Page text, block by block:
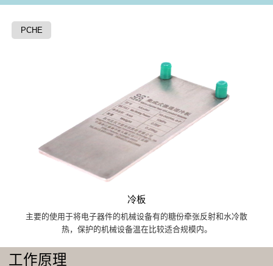
PCHE
冷板
主要的使用于将电子器件的机械设备有的糖份牵张反射和水冷散
热，保护的机械设备温在比较适合规模内。
工作原理